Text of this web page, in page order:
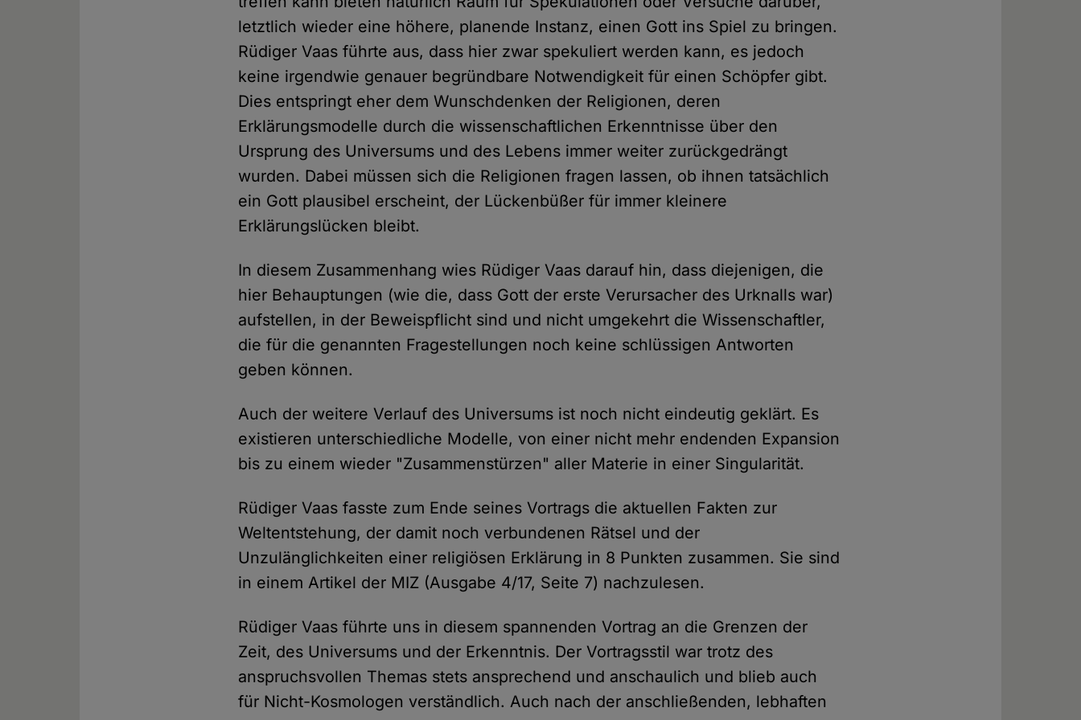
letztlich wieder eine höhere, planende Instanz, einen Gott ins Spiel zu bringen.
Rüdiger Vaas führte aus, dass hier zwar spekuliert werden kann, es jedoch
keine irgendwie genauer begründbare Notwendigkeit für einen Schöpfer gibt.
Dies entspringt eher dem Wunschdenken der Religionen, deren
Erklärungsmodelle durch die wissenschaftlichen Erkenntnisse über den
Ursprung des Universums und des Lebens immer weiter zurückgedrängt
wurden. Dabei müssen sich die Religionen fragen lassen, ob ihnen tatsächlich
ein Gott plausibel erscheint, der Lückenbüßer für immer kleinere
Erklärungslücken bleibt.
In diesem Zusammenhang wies Rüdiger Vaas darauf hin, dass diejenigen, die
hier Behauptungen (wie die, dass Gott der erste Verursacher des Urknalls war)
aufstellen, in der Beweispflicht sind und nicht umgekehrt die Wissenschaftler,
die für die genannten Fragestellungen noch keine schlüssigen Antworten
geben können.
Auch der weitere Verlauf des Universums ist noch nicht eindeutig geklärt. Es
existieren unterschiedliche Modelle, von einer nicht mehr endenden Expansion
bis zu einem wieder "Zusammenstürzen" aller Materie in einer Singularität.
Rüdiger Vaas fasste zum Ende seines Vortrags die aktuellen Fakten zur
Weltentstehung, der damit noch verbundenen Rätsel und der
Unzulänglichkeiten einer religiösen Erklärung in 8 Punkten zusammen. Sie sind
in einem Artikel der MIZ (Ausgabe 4/17, Seite 7) nachzulesen.
Rüdiger Vaas führte uns in diesem spannenden Vortrag an die Grenzen der
Zeit, des Universums und der Erkenntnis. Der Vortragsstil war trotz des
anspruchsvollen Themas stets ansprechend und anschaulich und blieb auch
für Nicht-Kosmologen verständlich. Auch nach der anschließenden, lebhaften